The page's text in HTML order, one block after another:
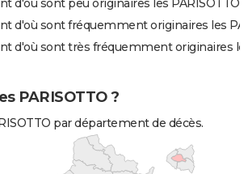
d'où sont peu originaires les PARISOTTO
d'où sont fréquemment originaires les
d'où sont très fréquemment originaires
PARISOTTO ?
par département de décès.